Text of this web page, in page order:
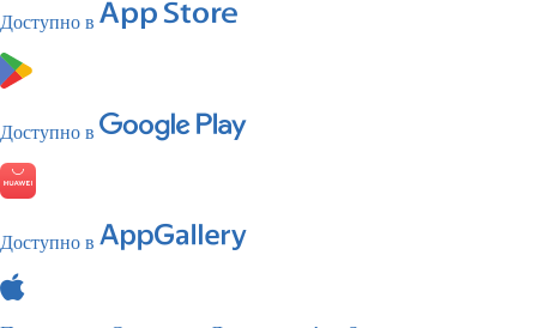
Доступно в
Доступно в
Доступно в